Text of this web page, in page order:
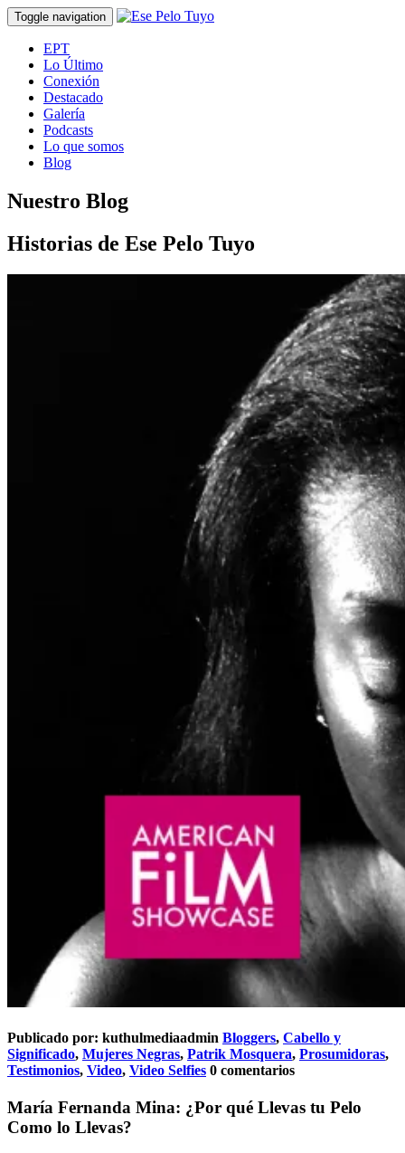
Toggle navigation
EPT
Lo Último
Conexión
Destacado
Galería
Podcasts
Lo que somos
Blog
Nuestro Blog
Historias de Ese Pelo Tuyo
Publicado por: kuthulmediaadmin Bloggers, Cabello y
Significado, Mujeres Negras, Patrik Mosquera, Prosumidoras,
Testimonios, Video, Video Selfies 0 comentarios
María Fernanda Mina: ¿Por qué Llevas tu Pelo
Como lo Llevas?